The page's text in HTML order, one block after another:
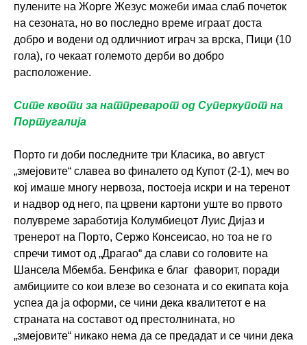
пулените на Жорге Жезус можеби имаа слаб почеток
на сезоната, но во последно време играат доста
добро и водени од одличниот играч за врска, Пици (10
гола), го чекаат големото дерби во добро
расположение.
Сите квоти за натпреварот од Суперкупот на
Португалија
Порто ги доби последните три Класика, во август
„змејовите“ славеа во финалето од Купот (2-1), меч во
кој имаше многу нервоза, постоеја искри и на теренот
и надвор од него, па црвени картони уште во првото
полувреме заработија Колумбиецот Луис Дијаз и
тренерот на Порто, Сержо Консеисао, но тоа не го
спречи тимот од „Драгао“ да слави со головите на
Шансела Мбемба. Бенфика е благ фаворит, поради
амбициите со кои влезе во сезоната и со екипата која
успеа да ја оформи, се чини дека квалитетот е на
страната на составот од престолнината, но
„змејовите“ никако нема да се предадат и се чини дека